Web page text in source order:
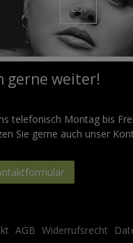
LOI
gerne weiter!
telefonisch Montag bis
Sie gerne auch unser
AGB Widerrufsrecht